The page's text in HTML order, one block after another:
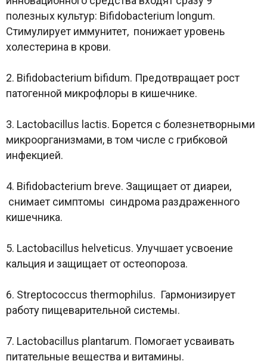
полезных культур: Bifidobacterium longum.
Стимулирует иммунитет, понижает уровень
холестерина в крови.
2. Bifidobacterium bifidum. Предотвращает рост
патогенной микрофлоры в кишечнике.
3. Lactobacillus lactis. Борется с болезнетворными
микроорганизмами, в том числе с грибковой
инфекцией.
4. Bifidobacterium breve. Защищает от диареи,
снимает симптомы синдрома раздраженного
кишечника.
5. Lactobacillus helveticus. Улучшает усвоение
кальция и защищает от остеопороза.
6. Streptococcus thermophilus. Гармонизирует
работу пищеварительной системы.
7. Lactobacillus plantarum. Помогает усваивать
питательные вещества и витамины.